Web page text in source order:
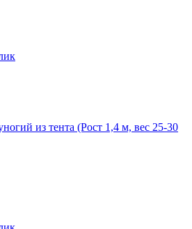
из тента (Рост 1,4 м, вес 25-30